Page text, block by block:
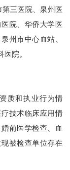
三医院、泉州医
院、华侨大学医
州市中心血站、
院。
质和执业行为情
技术临床应用情
前医学检查、血
被检查单位存在